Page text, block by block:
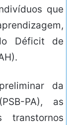
que
Déficit de
da
PA), as
transtornos